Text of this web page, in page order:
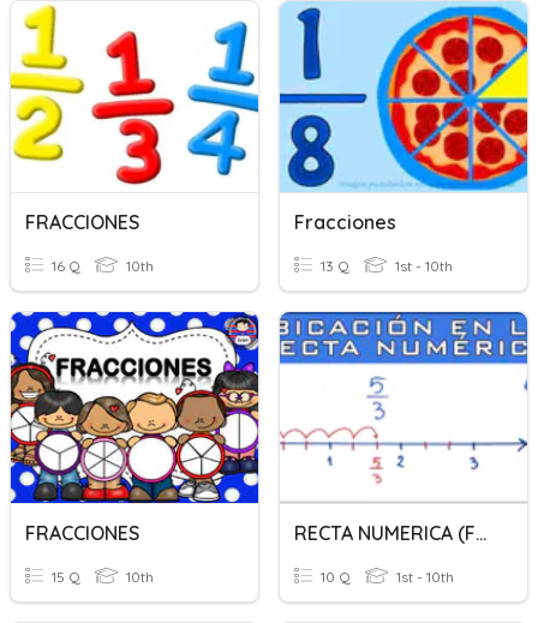
FRACCIONES
16 Q 10th
Fracciones
13 Q 1st - 10th
FRACCIONES
15 Q 10th
RECTA NUMERICA (FRACCIONES Y DECIMALES)
10 Q 1st - 10th